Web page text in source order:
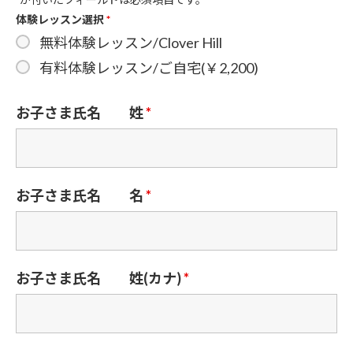
体験レッスン選択 *
無料体験レッスン/Clover Hill
有料体験レッスン/ご自宅(￥2,200)
お子さま氏名 姓*
お子さま氏名 名*
お子さま氏名 姓(カナ)*